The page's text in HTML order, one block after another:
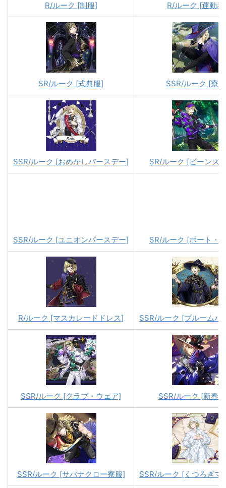
R/ルーク [制服] R/ルーク [運動
SR/ルーク [式典服] SSR/ルーク [寮
SSR/ルーク [おめかしバースデー] SR/ルーク [ビーンズ
SSR/ルーク [ユニオンバースデー] SR/ルーク [ポート・
R/ルーク [マスカレードドレス] SSR/ルーク [ブルームバ
SSR/ルーク [クラブ・ウェア] SSR/ルーク [新春
SSR/ルーク [サバナクロー寮服] SSR/ルーク [くつろぎマ